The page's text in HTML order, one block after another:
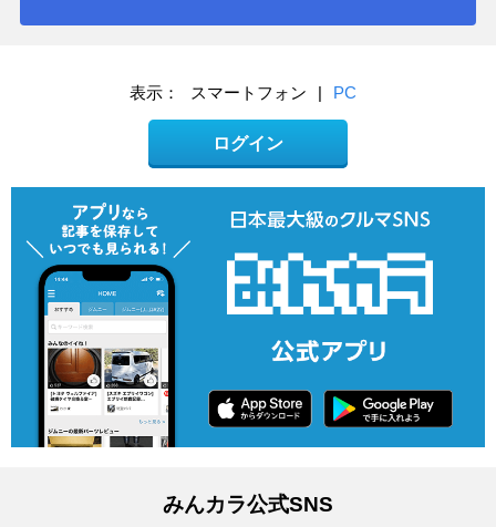
表示： スマートフォン | PC
ログイン
みんカラ公式SNS